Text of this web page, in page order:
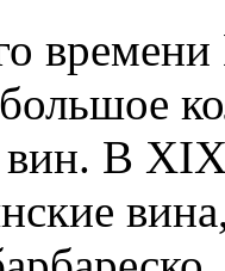
вин. В